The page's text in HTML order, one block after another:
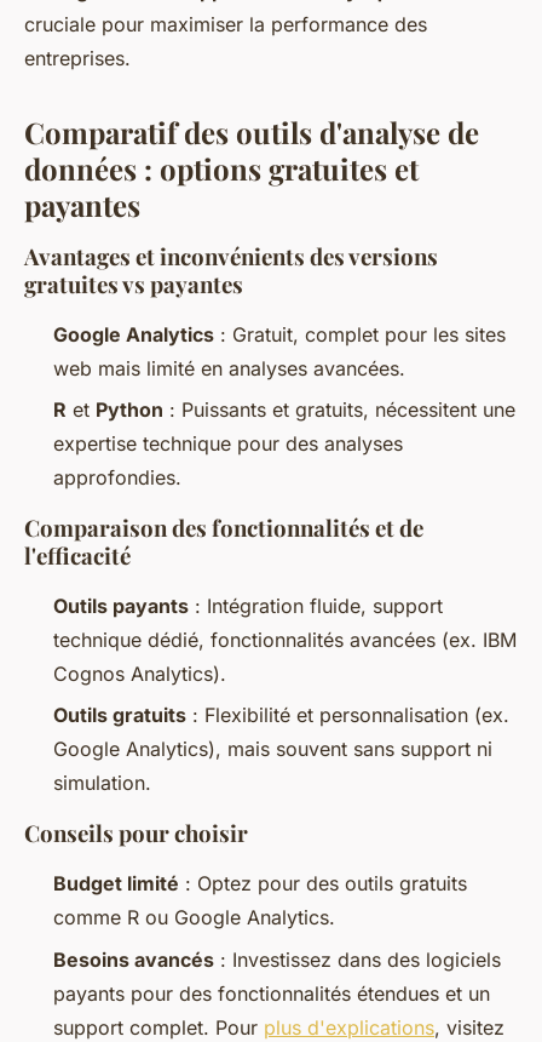
cruciale pour maximiser la performance des
entreprises.
Comparatif des outils d'analyse de
données : options gratuites et
payantes
Avantages et inconvénients des versions
gratuites vs payantes
Google Analytics : Gratuit, complet pour les sites
web mais limité en analyses avancées.
R et Python : Puissants et gratuits, nécessitent une
expertise technique pour des analyses
approfondies.
Comparaison des fonctionnalités et de
l'efficacité
Outils payants : Intégration fluide, support
technique dédié, fonctionnalités avancées (ex. IBM
Cognos Analytics).
Outils gratuits : Flexibilité et personnalisation (ex.
Google Analytics), mais souvent sans support ni
simulation.
Conseils pour choisir
Budget limité : Optez pour des outils gratuits
comme R ou Google Analytics.
Besoins avancés : Investissez dans des logiciels
payants pour des fonctionnalités étendues et un
support complet. Pour plus d'explications, visitez